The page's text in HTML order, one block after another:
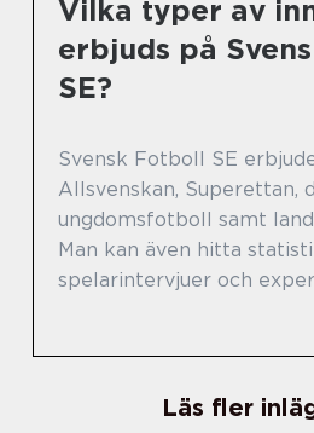
Vilka typer av
erbjuds på
SE?
Svensk Fotboll SE
Allsvenskan, Superettan,
ungdomsfotboll samt
Man kan även hitta
spelarintervjuer och
Läs fler